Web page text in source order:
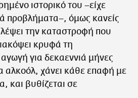
ιστορικό του –είχε
προβλήματα–, όμως κανείς
την καταστροφή που
κρυφά τη
για δεκαεννιά μήνες
αλκοόλ, χάνει κάθε επαφή με
και βυθίζεται σε